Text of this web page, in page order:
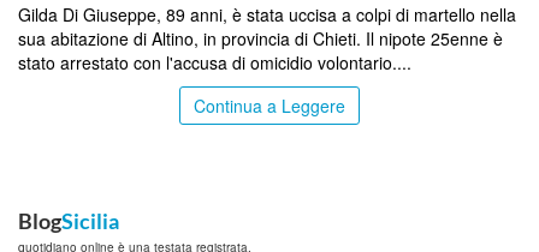
Gilda Di Giuseppe, 89 anni, è stata uccisa a colpi di martello nella
sua abitazione di Altino, in provincia di Chieti. Il nipote 25enne è
stato arrestato con l'accusa di omicidio volontario....
Continua a Leggere
BlogSicilia
quotidiano online è una testata registrata.